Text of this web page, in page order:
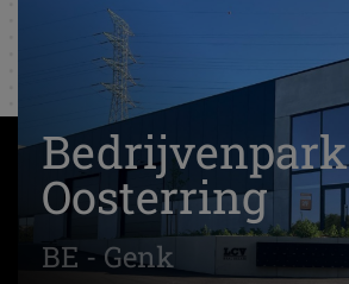
Bedrijvenpark
Oosterring
BE - Genk